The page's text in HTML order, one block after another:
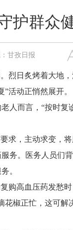
护群众
甘孜日报
日炙烤着大地，
活动正悄然展开。
而言，“按时复
，主动求变，将
务。医务人员们
。
高血压药发愁
椒正忙，这可解